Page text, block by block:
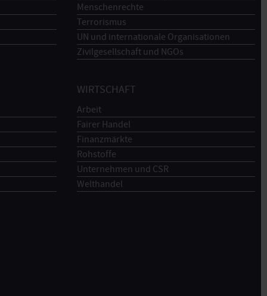
Menschenrechte
Terrorismus
UN und internationale Organisationen
Zivilgesellschaft und NGOs
WIRTSCHAFT
Arbeit
Fairer Handel
Finanzmärkte
Rohstoffe
Unternehmen und CSR
Welthandel